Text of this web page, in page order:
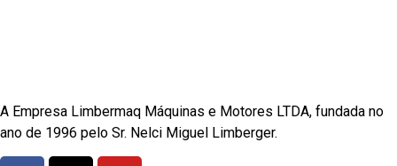
A Empresa Limbermaq Máquinas e Motores LTDA, fundada no
ano de 1996 pelo Sr. Nelci Miguel Limberger.